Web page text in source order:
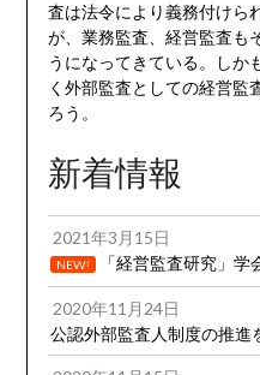
査は法令により義務付けら
が、業務監査、経営監査も
うになってきている。しか
く外部監査としての経営監
ろう。
新着情報
2021年3月15日
NEW! 「経営監査研究」学
2020年11月24日
公認外部監査人制度の推進